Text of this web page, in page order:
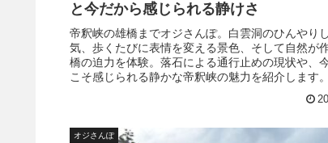
と今だから感じられる静けさ
帝釈峡の雄橋までオジさんぽ。白雲洞のひんやり
気、歩くたびに表情を変える景色、そして自然が
橋の迫力を体験。落石による通行止めの現状や、
こそ感じられる静かな帝釈峡の魅力を紹介します。
オジさんぽ